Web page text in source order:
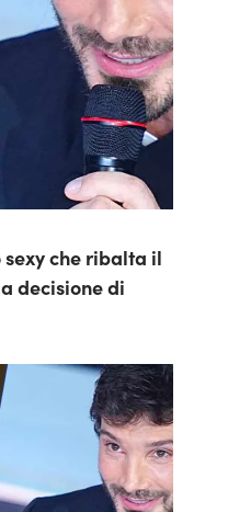
che ribalta il
decisione di